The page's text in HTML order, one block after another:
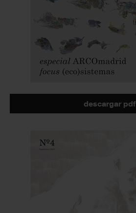
descargar pdf